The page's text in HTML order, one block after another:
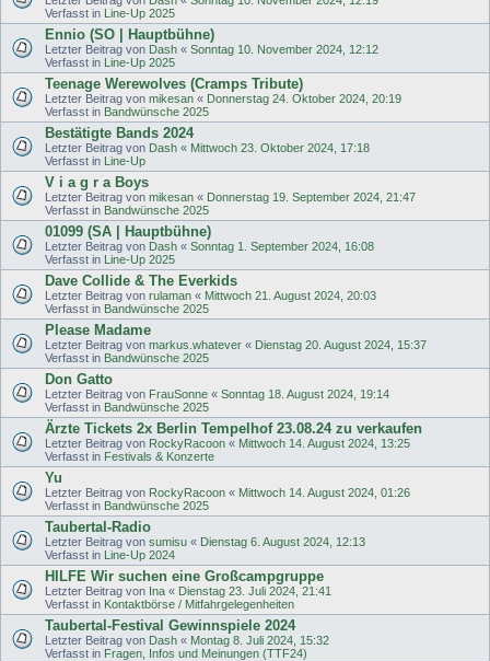
Verfasst in Line-Up 2025
Ennio (SO | Hauptbühne)
Letzter Beitrag von Dash « Sonntag 10. November 2024, 12:12
Verfasst in Line-Up 2025
Teenage Werewolves (Cramps Tribute)
Letzter Beitrag von mikesan « Donnerstag 24. Oktober 2024, 20:19
Verfasst in Bandwünsche 2025
Bestätigte Bands 2024
Letzter Beitrag von Dash « Mittwoch 23. Oktober 2024, 17:18
Verfasst in Line-Up
V i a g r a Boys
Letzter Beitrag von mikesan « Donnerstag 19. September 2024, 21:47
Verfasst in Bandwünsche 2025
01099 (SA | Hauptbühne)
Letzter Beitrag von Dash « Sonntag 1. September 2024, 16:08
Verfasst in Line-Up 2025
Dave Collide & The Everkids
Letzter Beitrag von rulaman « Mittwoch 21. August 2024, 20:03
Verfasst in Bandwünsche 2025
Please Madame
Letzter Beitrag von markus.whatever « Dienstag 20. August 2024, 15:37
Verfasst in Bandwünsche 2025
Don Gatto
Letzter Beitrag von FrauSonne « Sonntag 18. August 2024, 19:14
Verfasst in Bandwünsche 2025
Ärzte Tickets 2x Berlin Tempelhof 23.08.24 zu verkaufen
Letzter Beitrag von RockyRacoon « Mittwoch 14. August 2024, 13:25
Verfasst in Festivals & Konzerte
Yu
Letzter Beitrag von RockyRacoon « Mittwoch 14. August 2024, 01:26
Verfasst in Bandwünsche 2025
Taubertal-Radio
Letzter Beitrag von sumisu « Dienstag 6. August 2024, 12:13
Verfasst in Line-Up 2024
HILFE Wir suchen eine Großcampgruppe
Letzter Beitrag von Ina « Dienstag 23. Juli 2024, 21:41
Verfasst in Kontaktbörse / Mitfahrgelegenheiten
Taubertal-Festival Gewinnspiele 2024
Letzter Beitrag von Dash « Montag 8. Juli 2024, 15:32
Verfasst in Fragen, Infos und Meinungen (TTF24)